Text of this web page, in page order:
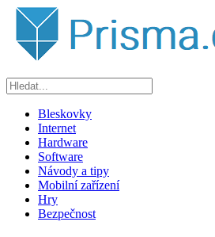
Bleskovky
Internet
Hardware
Software
Návody a tipy
Mobilní zařízení
Hry
Bezpečnost